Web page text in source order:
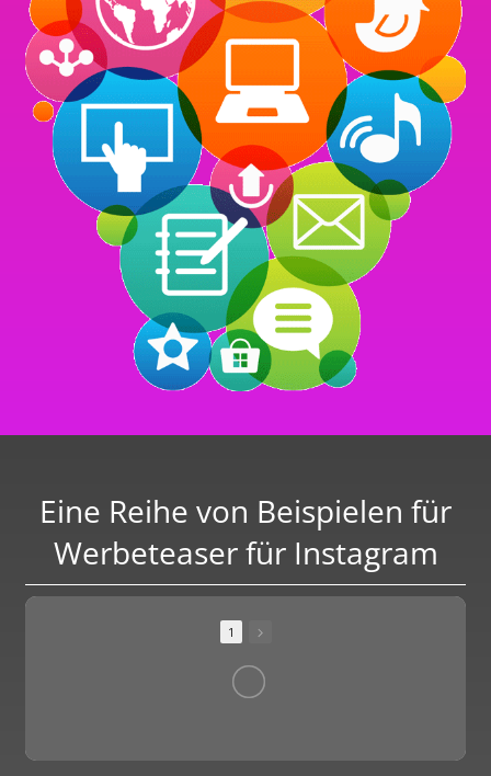
Eine Reihe von Beispielen für
Werbeteaser für Instagram
1